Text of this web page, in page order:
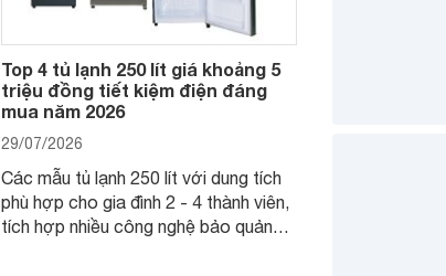
Top 4 tủ lạnh 250 lít giá khoảng 5
triệu đồng tiết kiệm điện đáng
mua năm 2026
29/07/2026
Các mẫu tủ lạnh 250 lít với dung tích
phù hợp cho gia đình 2 - 4 thành viên,
tích hợp nhiều công nghệ bảo quản